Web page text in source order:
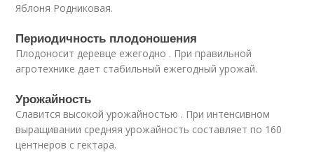
Яблоня Родниковая.
Периодичность плодоношения
Плодоносит деревце ежегодно . При правильной
агротехнике дает стабильный ежегодный урожай.
Урожайность
Славится высокой урожайностью . При интенсивном
выращивании средняя урожайность составляет по 160
центнеров с гектара.